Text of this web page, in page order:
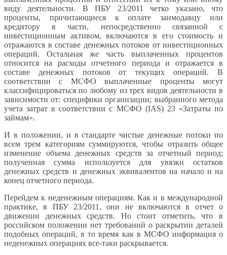
виду деятельности. В ПБУ 23/2011 четко указано, что
проценты, причитающиеся к оплате заимодавцу или
кредитору в части, непосредственно связанной с
инвестиционным активом, включаются в его стоимость и
отражаются в составе денежных потоков от инвестиционных
операций. Остальная же часть выплаченных процентов
относится на расходы отчетного периода и отражается в
составе денежных потоков от текущих операций. В
соответствии с МСФО выплаченные проценты могут
классифицироваться по любому из трех видов деятельности в
зависимости от: специфики организации; выбранного метода
учета затрат в соответствии с МСФО (IAS) 23 «Затраты по
займам».
И в положении, и в стандарте чистые денежные потоки по
всем трем категориям суммируются, чтобы отразить общее
изменение объема денежных средств за отчетный период;
полученная сумма используется для увязки остатков
денежных средств и денежных эквивалентов на начало и на
конец отчетного периода.
Перейдем к неденежным операциям. Как и в международной
практике, в ПБУ 23/2011, они не включаются в отчет о
движении денежных средств. Но стоит отметить, что в
российском положении нет требований о раскрытии деталей
подобных операций, в то время как в МСФО информация о
неденежных операциях все-таки раскрывается.